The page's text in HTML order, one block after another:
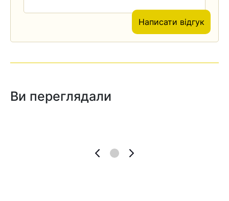
Написати відгук
Ви переглядали